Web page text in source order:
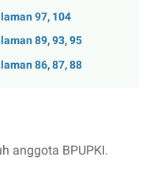
97, 104
89, 93, 95
86, 87, 88
anggota BPUPKI.